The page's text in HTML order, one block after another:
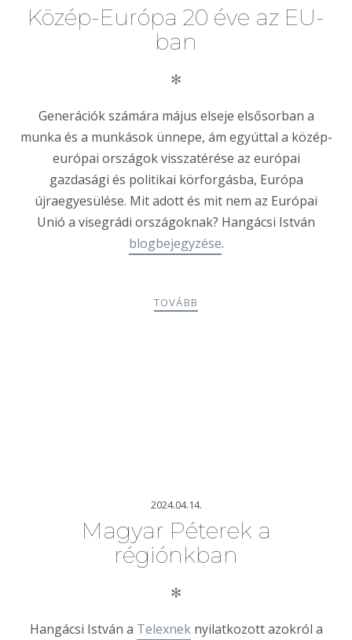
Közép-Európa 20 éve az EU-
ban
✻
Generációk számára május elseje elsősorban a
munka és a munkások ünnepe, ám egyúttal a közép-
európai országok visszatérése az európai
gazdasági és politikai körforgásba, Európa
újraegyesülése. Mit adottés mit nem az Európai
Unió a visegrádi országoknak? Hangácsi István
blogbejegyzése.
TOVÁBB
2024.04.14.
Magyar Péterek a
régiónkban
✻
Hangácsi István a Telexneknyilatkozott azokról a